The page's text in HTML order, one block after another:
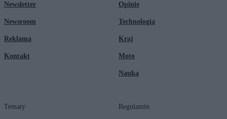
Newsletter
Newsroom
Reklama
Kontakt
Opinie
Technologia
Kraj
Moto
Nauka
Tematy Regulamin